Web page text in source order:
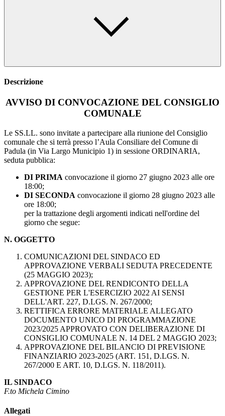
Descrizione
AVVISO DI CONVOCAZIONE DEL CONSIGLIO
COMUNALE
Le SS.LL. sono invitate a partecipare alla riunione del Consiglio
comunale che si terrà presso l’Aula Consiliare del Comune di
Padula (in Via Largo Municipio 1) in sessione ORDINARIA,
seduta pubblica:
DI PRIMA convocazione il giorno 27 giugno 2023 alle ore
18:00;
DI SECONDA convocazione il giorno 28 giugno 2023 alle
ore 18:00;
per la trattazione degli argomenti indicati nell'ordine del
giorno che segue:
N. OGGETTO
COMUNICAZIONI DEL SINDACO ED
APPROVAZIONE VERBALI SEDUTA PRECEDENTE
(25 MAGGIO 2023);
APPROVAZIONE DEL RENDICONTO DELLA
GESTIONE PER L'ESERCIZIO 2022 AI SENSI
DELL'ART. 227, D.LGS. N. 267/2000;
RETTIFICA ERRORE MATERIALE ALLEGATO
DOCUMENTO UNICO DI PROGRAMMAZIONE
2023/2025 APPROVATO CON DELIBERAZIONE DI
CONSIGLIO COMUNALE N. 14 DEL 2 MAGGIO 2023;
APPROVAZIONE DEL BILANCIO DI PREVISIONE
FINANZIARIO 2023-2025 (ART. 151, D.LGS. N.
267/2000 E ART. 10, D.LGS. N. 118/2011).
IL SINDACO
F.to Michela Cimino
Allegati